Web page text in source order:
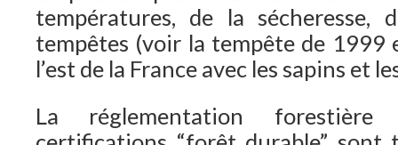
températures, de la sécheresse,
tempêtes (voir la tempête de 1999
l’est de la France avec les sapins et
La réglementation